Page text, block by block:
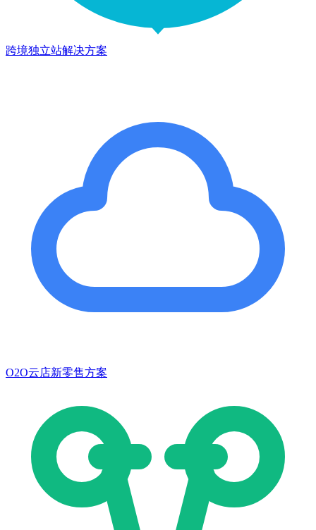
跨境独立站解决方案
O2O云店新零售方案